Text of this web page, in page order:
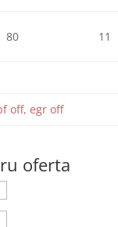
80 11
off, egr off
oferta